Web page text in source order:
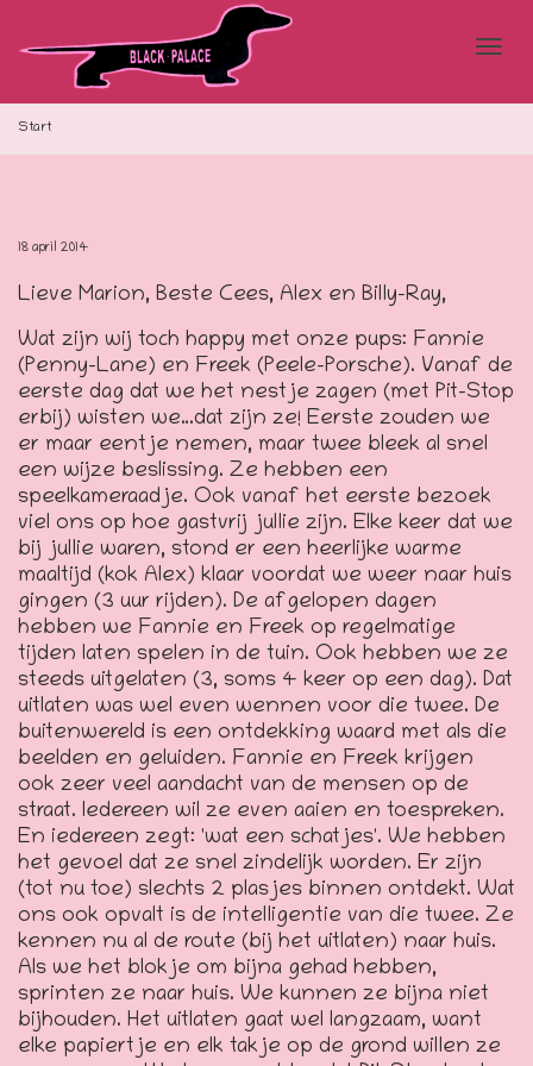
Start
18 april 2014
Lieve Marion, Beste Cees, Alex en Billy-Ray,
Wat zijn wij toch happy met onze pups: Fannie
(Penny-Lane) en Freek (Peele-Porsche). Vanaf de
eerste dag dat we het nestje zagen (met Pit-Stop
erbij) wisten we…dat zijn ze! Eerste zouden we
er maar eentje nemen, maar twee bleek al snel
een wijze beslissing. Ze hebben een
speelkameraadje. Ook vanaf het eerste bezoek
viel ons op hoe gastvrij jullie zijn. Elke keer dat we
bij jullie waren, stond er een heerlijke warme
maaltijd (kok Alex) klaar voordat we weer naar huis
gingen (3 uur rijden). De afgelopen dagen
hebben we Fannie en Freek op regelmatige
tijden laten spelen in de tuin. Ook hebben we ze
steeds uitgelaten (3, soms 4 keer op een dag). Dat
uitlaten was wel even wennen voor die twee. De
buitenwereld is een ontdekking waard met als die
beelden en geluiden. Fannie en Freek krijgen
ook zeer veel aandacht van de mensen op de
straat. Iedereen wil ze even aaien en toespreken.
En iedereen zegt: 'wat een schatjes'. We hebben
het gevoel dat ze snel zindelijk worden. Er zijn
(tot nu toe) slechts 2 plasjes binnen ontdekt. Wat
ons ook opvalt is de intelligentie van die twee. Ze
kennen nu al de route (bij het uitlaten) naar huis.
Als we het blokje om bijna gehad hebben,
sprinten ze naar huis. We kunnen ze bijna niet
bijhouden. Het uitlaten gaat wel langzaam, want
elke papiertje en elk takje op de grond willen ze